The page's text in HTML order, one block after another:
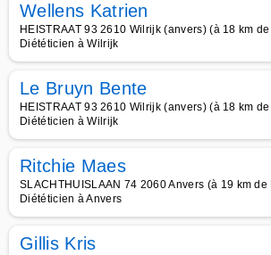
Wellens Katrien
HEISTRAAT 93 2610 Wilrijk (anvers) (à 18 km
Diététicien à Wilrijk
Le Bruyn Bente
HEISTRAAT 93 2610 Wilrijk (anvers) (à 18 km
Diététicien à Wilrijk
Ritchie Maes
SLACHTHUISLAAN 74 2060 Anvers (à 19 km
Diététicien à Anvers
Gillis Kris